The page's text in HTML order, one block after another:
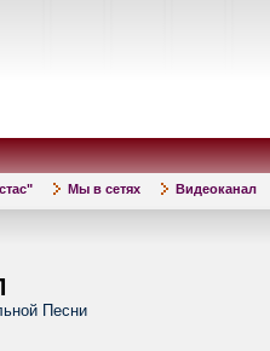
Мы в сетях Видеоканал
Песни